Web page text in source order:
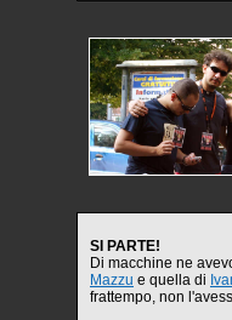
SI PARTE!
Di macchine ne
Mazzu e quella di
frattempo, non